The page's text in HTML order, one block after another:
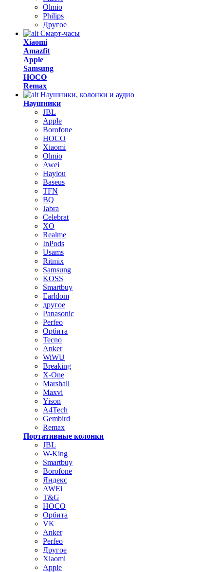
Olmio
Philips
Другое
Смарт-часы
Xiaomi
Amazfit
Apple
Samsung
HOCO
Remax
Наушники, колонки и аудио
Наушники
JBL
Apple
Borofone
HOCO
Xiaomi
Olmio
Awei
Haylou
Baseus
TFN
BQ
Jabra
Celebrat
XO
Realme
InPods
Usams
Ritmix
Samsung
KOSS
Smartbuy
Earldom
другое
Panasonic
Perfeo
Орбита
Tecno
Anker
WiWU
Breaking
X-One
Marshall
Maxvi
Yison
A4Tech
Gembird
Remax
Портативные колонки
JBL
W-King
Smartbuy
Borofone
Яндекс
AWEi
T&G
HOCO
Орбита
VK
Anker
Perfeo
Другое
Xiaomi
Apple